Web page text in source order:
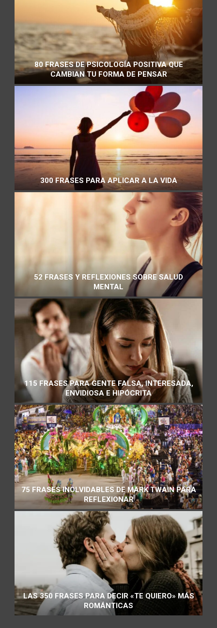
80 FRASES DE PSICOLOGÍA POSITIVA QUE
CAMBIAN TU FORMA DE PENSAR
300 FRASES PARA APLICAR A LA VIDA
52 FRASES Y REFLEXIONES SOBRE SALUD
MENTAL
115 FRASES PARA GENTE FALSA, INTERESADA,
ENVIDIOSA E HIPÓCRITA
75 FRASES INOLVIDABLES DE MARK TWAIN PARA
REFLEXIONAR
LAS 350 FRASES PARA DECIR «TE QUIERO» MÁS
ROMÁNTICAS